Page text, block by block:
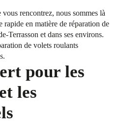
rencontrez, nous sommes là
rapide en matière de réparation de
Terrasson et dans ses environs.
de volets roulants
pour les
les